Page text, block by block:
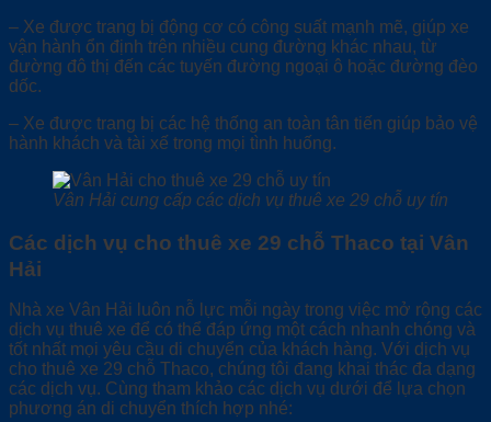
– Xe được trang bị động cơ có công suất mạnh mẽ, giúp xe
vận hành ổn định trên nhiều cung đường khác nhau, từ
đường đô thị đến các tuyến đường ngoại ô hoặc đường đèo
dốc.
– Xe được trang bị các hệ thống an toàn tân tiến giúp bảo vệ
hành khách và tài xế trong mọi tình huống.
Vân Hải cung cấp các dịch vụ thuê xe 29 chỗ uy tín
Các dịch vụ cho thuê xe 29 chỗ Thaco tại Vân
Hải
Nhà xe Vân Hải luôn nỗ lực mỗi ngày trong việc mở rộng các
dịch vụ thuê xe để có thể đáp ứng một cách nhanh chóng và
tốt nhất mọi yêu cầu di chuyển của khách hàng. Với dịch vụ
cho thuê xe 29 chỗ Thaco, chúng tôi đang khai thác đa dạng
các dịch vụ. Cùng tham khảo các dịch vụ dưới để lựa chọn
phương án di chuyển thích hợp nhé: